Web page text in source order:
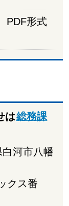
PDF形式
は総務課
河市八幡
クス番